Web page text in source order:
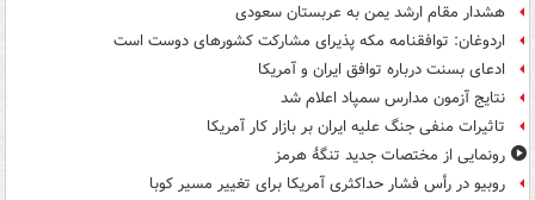
هشدار مقام ارشد یمن به عربستان سعودی
اردوغان: توافقنامه مکه پذیرای مشارکت کشورهای دوست است
ادعای بسنت درباره توافق ایران و آمریکا
نتایج آزمون مدارس سمپاد اعلام شد
تاثیرات منفی جنگ علیه ایران بر بازار کار آمریکا
رونمایی از مختصات جدید تنگۀ هرمز
روبیو در رأس فشار حداکثری آمریکا برای تغییر مسیر کوبا